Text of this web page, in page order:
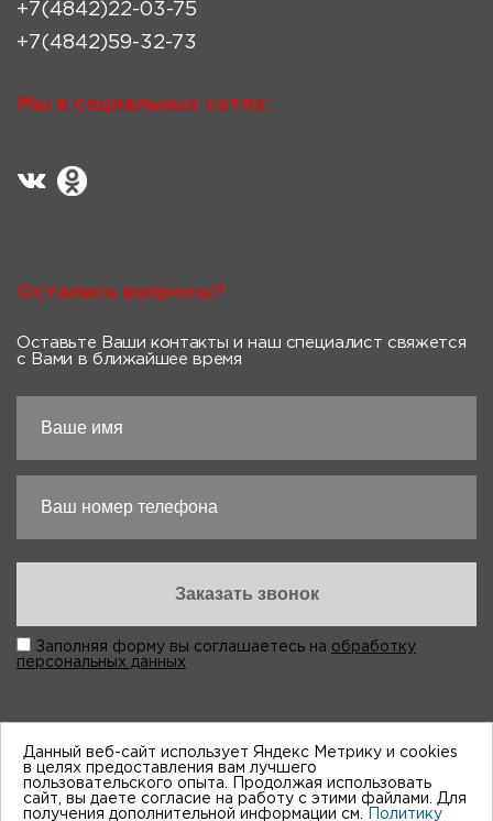
+7(4842)22-03-75
+7(4842)59-32-73
Мы в социальных сетях:
Остались вопросы?
Оставьте Ваши контакты и наш специалист свяжется
с Вами в ближайшее время
Заполняя форму вы соглашаетесь на обработку
персональных данных
“Виктория-Авто”, 1998-2026
Данный веб-сайт использует Яндекс Метрику и cookies
в целях предоставления вам лучшего
пользовательского опыта. Продолжая использовать
сайт, вы даете согласие на работу с этими файлами. Для
получения дополнительной информации см.
Политику